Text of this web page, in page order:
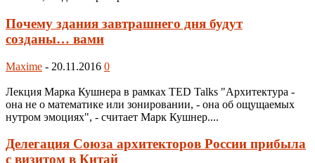
Почему здания завтрашнего дня будут
созданы… вами
Maxime - 20.11.2016 0
Лекция Марка Кушнера в рамках TED Talks "Архитектура -
она не о математике или зонировании, - она об ощущаемых
нутром эмоциях", - считает Марк Кушнер....
Делегация Союза архитекторов России прибыла
с визитом в Китай